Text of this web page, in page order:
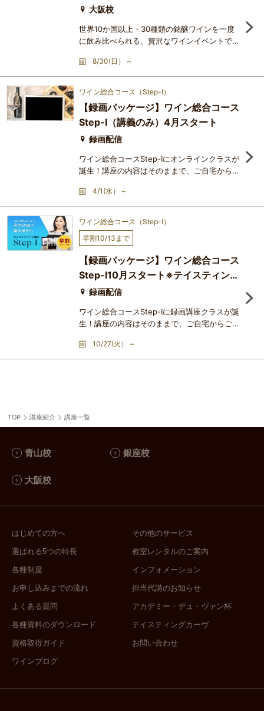
造、亜硫酸の使用を抑え
ーパスワン～
大阪校
世界10か国以上・30種類の銘醸ワインを一度
に飲み比べられる、贅沢なワインイベントで
けませんか？フランスをはじめ、イタリア、ス
ペイン、ドイツ、アメリカ、オーストラリア、
ニュージーランド、チリ、南アフリカ、日本ま
インを一度に飲み比べできる特別イベントを開
催します。ブルゴーニュ、シャンパーニュ、バ
ローロ、リオハ、リースリング
8/30(日） ~
ワイン総合コース（Step-Ⅰ）
【録画パッケージ】ワイン総合コース
Step-Ⅰ（講義のみ）4月スタート
録画配信
ワイン総合コースStep-Ⅰにオンラインクラスが
誕生！講座の内容はそのままで、ご自宅からご
Ⅰ(テイスティング付き)は、ワインの基礎・テイ
スティングを体系的に学びたい方を対象にした
コースで、アカデミー・デュ・ヴァンが長い歴
史の中で洗練を重ねてきた、最も人気の高い講
座です。Step-Ⅰを2021年から、てオンライン
さまにワインの基礎・テイス
4/1(水） ~
ワイン総合コース（Step-Ⅰ）
早割10/13まで
【録画パッケージ】ワイン総合コース
Step-Ⅰ10月スタート※テイスティング
グラス6脚付
録画配信
ワイン総合コースStep-Ⅰに録画講座クラスが誕
生！講座の内容はそのままで、ご自宅からご受
自宅にお届けするため、ご自宅にいながらテイ
スティングの授業が楽しめます。ワイン総合コ
Step-Ⅰを2021年からオンラ
10/27(火） ~
TOP 講座紹介 講座一覧
青山校 銀座校
大阪校
はじめての方へ
選ばれる5つの特長
各種制度
お申し込みまでの流れ
よくある質問
各種資料のダウンロード
資格取得ガイド
ワインブログ
その他のサービス
教室レンタルのご案内
インフォメーション
担当代講のお知らせ
アカデミー・デュ・ヴァン杯
テイスティングカーヴ
お問い合わせ